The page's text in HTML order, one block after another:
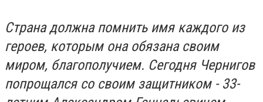
Страна должна помнить имя каждого из
героев, которым она обязана своим
миром, благополучием. Сегодня Чернигов
попрощался со своим защитником - 33-